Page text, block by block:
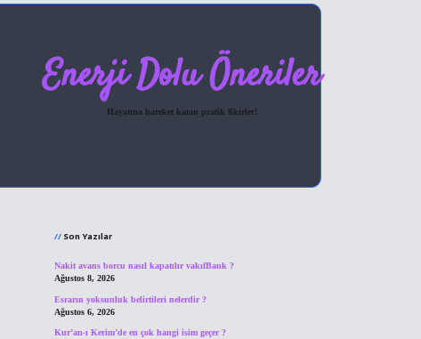
Enerji Dolu Öneriler
Hayatına hareket katan pratik fikirler!
Son Yazılar
Nakit avans borcu nasıl kapatılır vakıfBank ?
Ağustos 8, 2026
Esrarın yoksunluk belirtileri nelerdir ?
Ağustos 6, 2026
Kur’an-ı Kerim’de en çok hangi isim geçer ?